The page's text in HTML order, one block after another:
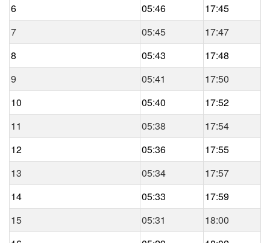
6
05:46
17:45
7
05:45
17:47
8
05:43
17:48
9
05:41
17:50
10
05:40
17:52
11
05:38
17:54
12
05:36
17:55
13
05:34
17:57
14
05:33
17:59
15
05:31
18:00